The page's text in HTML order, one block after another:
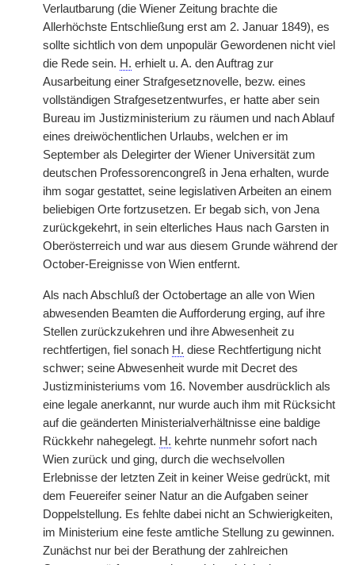
Verlautbarung (die Wiener Zeitung brachte die
Allerhöchste Entschließung erst am 2. Januar 1849), es
sollte sichtlich von dem unpopulär Gewordenen nicht viel
die Rede sein. H. erhielt u. A. den Auftrag zur
Ausarbeitung einer Strafgesetznovelle, bezw. eines
vollständigen Strafgesetzentwurfes, er hatte aber sein
Bureau im Justizministerium zu räumen und nach Ablauf
eines dreiwöchentlichen Urlaubs, welchen er im
September als Delegirter der Wiener Universität zum
deutschen Professorencongreß in Jena erhalten, wurde
ihm sogar gestattet, seine legislativen Arbeiten an einem
beliebigen Orte fortzusetzen. Er begab sich, von Jena
zurückgekehrt, in sein elterliches Haus nach Garsten in
Oberösterreich und war aus diesem Grunde während der
October-Ereignisse von Wien entfernt.
Als nach Abschluß der Octobertage an alle von Wien
abwesenden Beamten die Aufforderung erging, auf ihre
Stellen zurückzukehren und ihre Abwesenheit zu
rechtfertigen, fiel sonach H. diese Rechtfertigung nicht
schwer; seine Abwesenheit wurde mit Decret des
Justizministeriums vom 16. November ausdrücklich als
eine legale anerkannt, nur wurde auch ihm mit Rücksicht
auf die geänderten Ministerialverhältnisse eine baldige
Rückkehr nahegelegt. H. kehrte nunmehr sofort nach
Wien zurück und ging, durch die wechselvollen
Erlebnisse der letzten Zeit in keiner Weise gedrückt, mit
dem Feuereifer seiner Natur an die Aufgaben seiner
Doppelstellung. Es fehlte dabei nicht an Schwierigkeiten,
im Ministerium eine feste amtliche Stellung zu gewinnen.
Zunächst nur bei der Berathung der zahlreichen